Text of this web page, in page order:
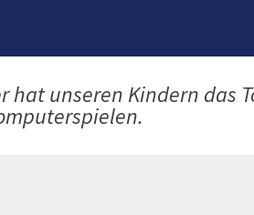
hat unseren Kindern das